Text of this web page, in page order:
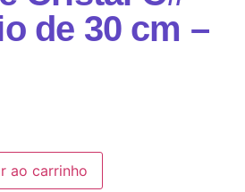
de 30 cm –
ao carrinho